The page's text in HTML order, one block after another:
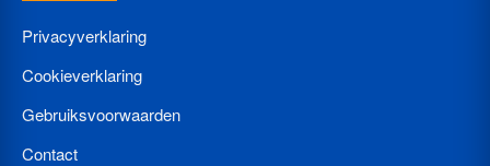
Privacyverklaring
Cookieverklaring
Gebruiksvoorwaarden
Contact